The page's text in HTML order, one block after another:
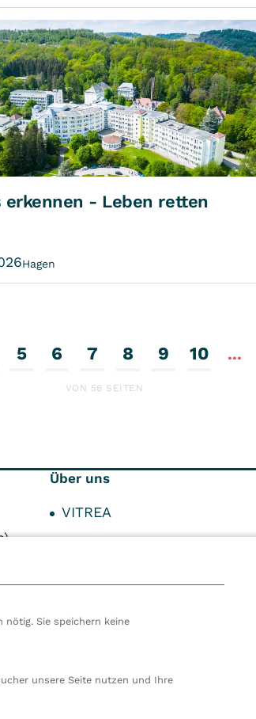
erkennen - Leben retten
Hagen
5 6 7 8 9 10 ...
VON 56 SEITEN
Über uns
VITREA
und ambulante Einrichtungen in
nötig. Sie speichern keine
unsere Seite nutzen und Ihre